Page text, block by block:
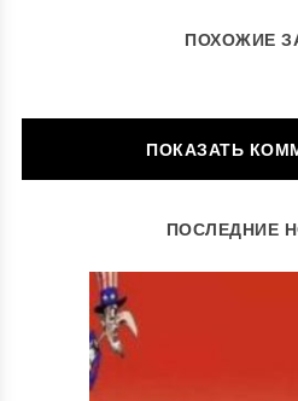
ПОХОЖИЕ
ОСТАВИТЬ
Ваш адрес email не будет
Комментарий*
ПОСЛЕДНИЕ